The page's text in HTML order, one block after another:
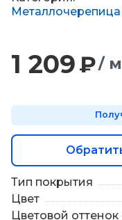
П
о
р
а
е
и
л
о
в
Металлочерепица
1 209₽/
Тип покрытия
Цвет
Цветовой оттенок